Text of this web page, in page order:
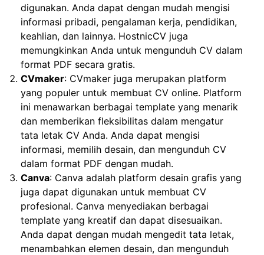
digunakan. Anda dapat dengan mudah mengisi
informasi pribadi, pengalaman kerja, pendidikan,
keahlian, dan lainnya. HostnicCV juga
memungkinkan Anda untuk mengunduh CV dalam
format PDF secara gratis.
CVmaker: CVmaker juga merupakan platform
yang populer untuk membuat CV online. Platform
ini menawarkan berbagai template yang menarik
dan memberikan fleksibilitas dalam mengatur
tata letak CV Anda. Anda dapat mengisi
informasi, memilih desain, dan mengunduh CV
dalam format PDF dengan mudah.
Canva: Canva adalah platform desain grafis yang
juga dapat digunakan untuk membuat CV
profesional. Canva menyediakan berbagai
template yang kreatif dan dapat disesuaikan.
Anda dapat dengan mudah mengedit tata letak,
menambahkan elemen desain, dan mengunduh